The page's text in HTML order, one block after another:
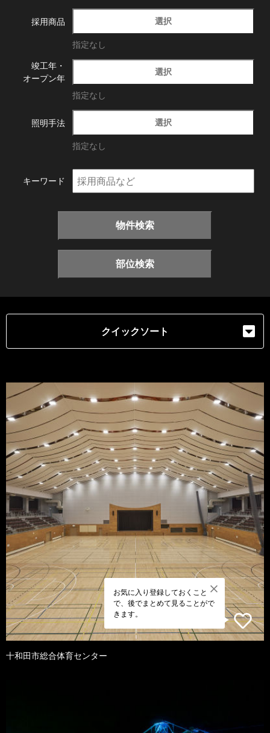
採用商品 選択
指定なし
竣工年・
オープン年
選択
指定なし
照明手法 選択
指定なし
キーワード
物件検索
部位検索
クイックソート
お気に入り登録しておくこと
で、後でまとめて見ることがで
きます。
十和田市総合体育センター